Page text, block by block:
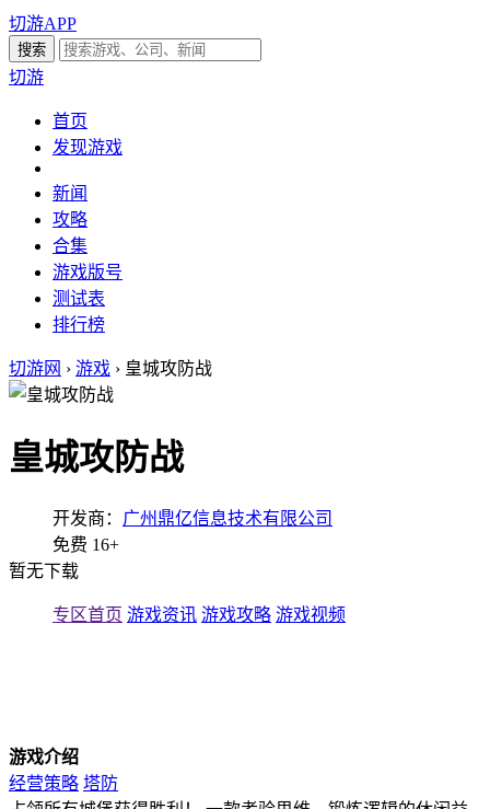
切游APP
切游
首页
发现游戏
新闻
攻略
合集
游戏版号
测试表
排行榜
切游网 › 游戏 › 皇城攻防战
皇城攻防战
开发商： 广州鼎亿信息技术有限公司
免费 16+
暂无下载
专区首页 游戏资讯 游戏攻略 游戏视频
游戏介绍
经营策略 塔防